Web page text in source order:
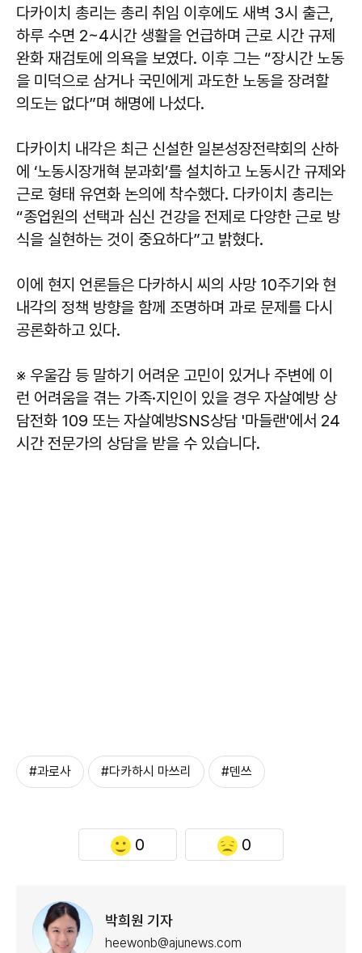
다카이치 총리는 총리 취임 이후에도 새벽 3시 출근,
하루 수면 2~4시간 생활을 언급하며 근로 시간 규제
완화 재검토에 의욕을 보였다. 이후 그는 “장시간 노동
을 미덕으로 삼거나 국민에게 과도한 노동을 장려할
의도는 없다”며 해명에 나섰다.
다카이치 내각은 최근 신설한 일본성장전략회의 산하
에 ‘노동시장개혁 분과회’를 설치하고 노동시간 규제와
근로 형태 유연화 논의에 착수했다. 다카이치 총리는
“종업원의 선택과 심신 건강을 전제로 다양한 근로 방
식을 실현하는 것이 중요하다”고 밝혔다.
이에 현지 언론들은 다카하시 씨의 사망 10주기와 현
내각의 정책 방향을 함께 조명하며 과로 문제를 다시
공론화하고 있다.
※ 우울감 등 말하기 어려운 고민이 있거나 주변에 이
런 어려움을 겪는 가족·지인이 있을 경우 자살예방 상
담전화 109 또는 자살예방SNS상담 '마들랜'에서 24
시간 전문가의 상담을 받을 수 있습니다.
#과로사 #다카하시 마쓰리 #덴쓰
0 0
박희원 기자
heewonb@ajunews.com